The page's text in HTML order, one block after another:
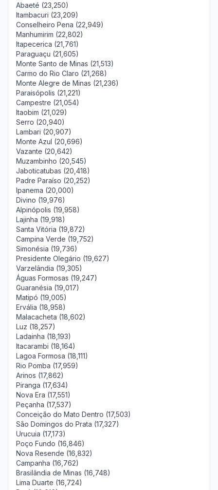
Abaeté (23,250)
Itambacuri (23,209)
Conselheiro Pena (22,949)
Manhumirim (22,802)
Itapecerica (21,761)
Paraguaçu (21,605)
Monte Santo de Minas (21,513)
Carmo do Rio Claro (21,268)
Monte Alegre de Minas (21,236)
Paraisópolis (21,221)
Campestre (21,054)
Itaobim (21,029)
Serro (20,940)
Lambari (20,907)
Monte Azul (20,696)
Vazante (20,642)
Muzambinho (20,545)
Jaboticatubas (20,418)
Padre Paraíso (20,252)
Ipanema (20,000)
Divino (19,976)
Alpinópolis (19,958)
Lajinha (19,918)
Santa Vitória (19,872)
Campina Verde (19,752)
Simonésia (19,736)
Presidente Olegário (19,627)
Varzelândia (19,305)
Águas Formosas (19,247)
Guaranésia (19,017)
Matipó (19,005)
Ervália (18,958)
Malacacheta (18,602)
Luz (18,257)
Ladainha (18,193)
Itacarambi (18,164)
Lagoa Formosa (18,111)
Rio Pomba (17,959)
Arinos (17,862)
Piranga (17,634)
Nova Era (17,551)
Peçanha (17,537)
Conceição do Mato Dentro (17,503)
São Domingos do Prata (17,327)
Urucuia (17,173)
Poço Fundo (16,846)
Nova Resende (16,832)
Campanha (16,762)
Brasilândia de Minas (16,748)
Lima Duarte (16,724)